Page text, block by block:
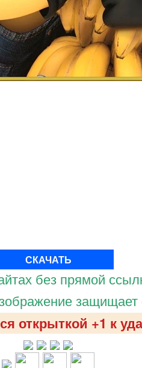
СКАЧАТЬ
без прямой
открыткой +1 к